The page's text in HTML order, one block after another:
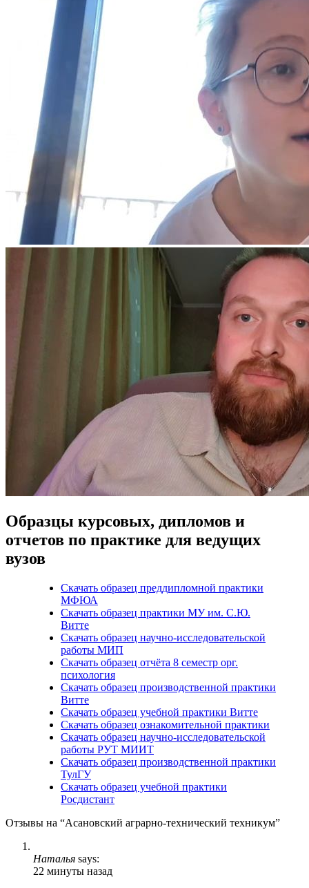
Образцы курсовых, дипломов и
отчетов по практике для ведущих
вузов
Скачать образец преддипломной практики
МФЮА
Скачать образец практики МУ им. С.Ю.
Витте
Скачать образец научно-исследовательской
работы МИП
Скачать образец отчёта 8 семестр орг.
психология
Скачать образец производственной практики
Витте
Скачать образец учебной практики Витте
Скачать образец ознакомительной практики
Скачать образец научно-исследовательской
работы РУТ МИИТ
Скачать образец производственной практики
ТулГУ
Скачать образец учебной практики
Росдистант
Отзывы на “Асановский аграрно-технический техникум”
Наталья says:
22 минуты назад